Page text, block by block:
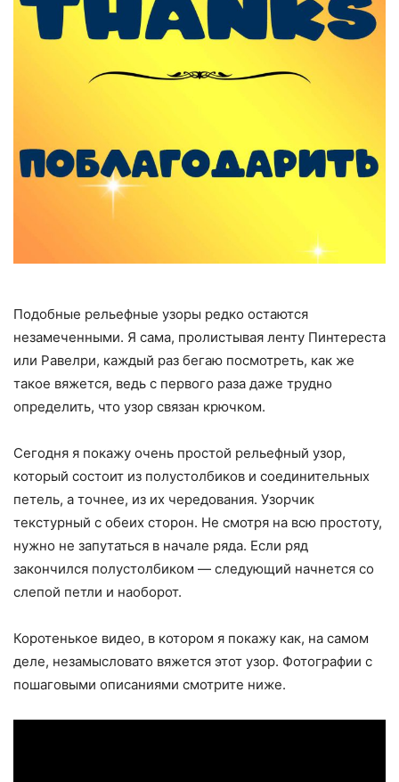
Подобные рельефные узоры редко остаются
незамеченными. Я сама, пролистывая ленту Пинтереста
или Равелри, каждый раз бегаю посмотреть, как же
такое вяжется, ведь с первого раза даже трудно
определить, что узор связан крючком.
Сегодня я покажу очень простой рельефный узор,
который состоит из полустолбиков и соединительных
петель, а точнее, из их чередования. Узорчик
текстурный с обеих сторон. Не смотря на всю простоту,
нужно не запутаться в начале ряда. Если ряд
закончился полустолбиком — следующий начнется со
слепой петли и наоборот.
Коротенькое видео, в котором я покажу как, на самом
деле, незамысловато вяжется этот узор. Фотографии с
пошаговыми описаниями смотрите ниже.